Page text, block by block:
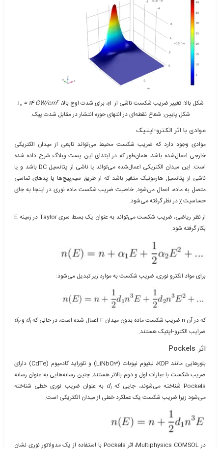
شکل بالا: تغییر ضریب شکست ناشی از γI، برای شدت اوج بالا، I 0 = 14 GW/cm2
.
شکل پایین: شعاع نقطه‌ای در انتهای حوزه انتشار در مقابل شدت پیک.
موادی با اثر الکترو-اپتیک
موادی وجود دارد که ضریب شکست محیط می‌تواند تابعی از میدان الکتریکی
خارجی اعمال‌شده باشد، همان‌طور که در ابتدای این پست وبلاگ شرح داده شده
است. این میدان الکتریکی اعمال‌شده می‌تواند یا ناشی از پتانسیل DC باشد و یا
ناشی از پتانسیل هارمونیک متغیر باشد که از طریق سیم‌پیچ‌ها یا پدهای تماسی
متصل به ماده، اعمال می‌شود. خاصیت ضریب شکست ماده نوری در اینجا به جای
حساسیت χ در نظر گرفته می‌شود.
از نظر ریاضی، ضریب شکست می‌تواند به عنوان یک بسط سری Taylor در زمینه E
بکار گرفته شود.
برای مواد الکترو نوری، ضریب شکست به موارد زیر تبدیل می‌شود:
که در آن n ضریب شکست ماده بدون میدان E اعمال شده است، در حالی که d1 و d2
ضرایب الکترو-اپتیک هستند.
اثر Pockels
بلورهایی مانند KDP، لیتیوم نیوبات (LiNbO3) و تلوراید کادمیوم (CdTe) دارای
ضریب شکست با عبارات اول و دوم بالاتر هستند. چنین رسانه‌هایی به عنوان رسانه
Pockels شناخته می‌شوند، جایی که
d1
به عنوان ضریب نوری خطی شناخته
می‌شود زیرا ضریب شکست یک عملکرد خطی از میدان الکتریکی است.
در Multiphysics COMSOL، اثر Pockels با استفاده از یک مدولاتور نوری نشان